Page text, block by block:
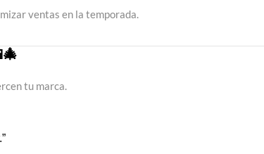
ventas en la temporada.
tu marca.